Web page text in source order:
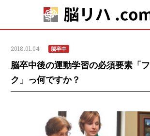
2018.01.04 脳卒中
脳卒中後の運動学習の必須要素「
ク」っ何ですか？